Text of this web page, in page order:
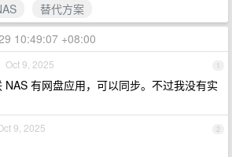
替代方案
10:49:07 +08:00
1
Oct 9, 2025
NAS 有网盘应用，可以同步。不过我没有实
2
9, 2025